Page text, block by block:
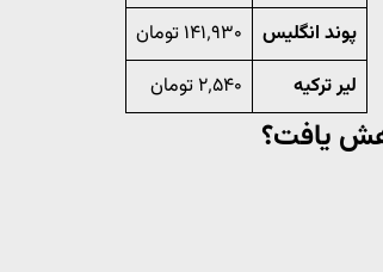
پوند انگلیس
۱۴۱٬۹۳۰ تومان
لیر ترکیه
۲٬۵۴۰ تومان
یافت؟